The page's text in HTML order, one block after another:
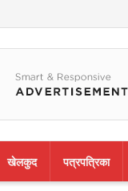
खेलकुद पत्रपत्रिका